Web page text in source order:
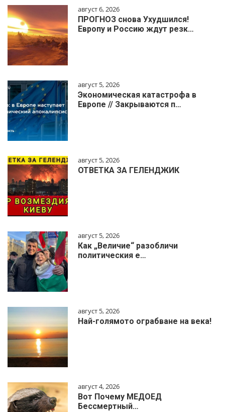
август 6, 2026
ПРОГНОЗ снова Ухудшился!
Европу и Россию ждут резк…
август 5, 2026
Экономическая катастрофа в
Европе // Закрываются п…
август 5, 2026
ОТВЕТКА ЗА ГЕЛЕНДЖИК
август 5, 2026
Как „Величие“ разобличи
политическия е…
август 5, 2026
Най-голямото ограбване на века!
август 4, 2026
Вот Почему МЕДОЕД
Бессмертный…